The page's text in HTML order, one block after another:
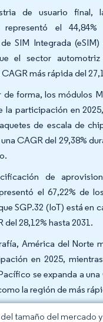
de usuario final,
representó el
SIM Integrada
el sector
más rápida del
de forma, los módulos
la participación en
de escala de
CAGR del 29,38%
de
el 67,22% de
SGP.32 (IoT) está en
del 28,12% hasta 2031.
América del Norte
en 2025,
se expanda a una
la región de más
tamaño del mercado